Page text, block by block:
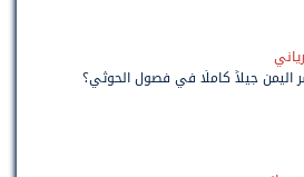
اليمن جيلاً كاملًا في فصول الحوثي؟